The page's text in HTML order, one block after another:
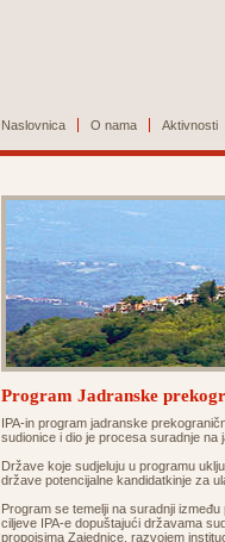
Naslovnica O nama Aktivnosti
Program Jadranske
IPA-in program jadranske
sudionice i dio je procesa suradnje na
Države koje sudjeluju u programu
države potencijalne kandidatkinje za
Program se temelji na suradnji
ciljeve IPA-e dopuštajući državama
propoisima Zajednice, razvojem